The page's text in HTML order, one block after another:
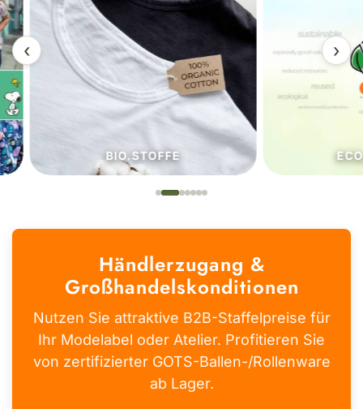
‹
BIO.STOFFE
›
Händlerzugang &
Großhandelskonditionen
Nutzen Sie attraktive B2B-Staffelpreise für
Ihr Modelabel oder Atelier. Profitieren Sie
von zertifizierter GOTS-Ballen-/Rollenware
ab Lager.